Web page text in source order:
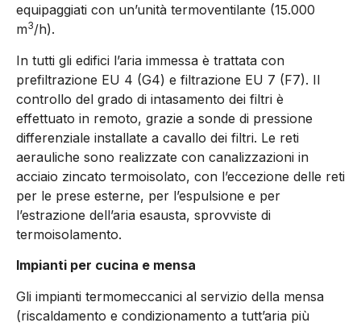
equipaggiati con un’unità termoventilante (15.000
m3/h).
In tutti gli edifici l’aria immessa è trattata con
prefiltrazione EU 4 (G4) e filtrazione EU 7 (F7). Il
controllo del grado di intasamento dei filtri è
effettuato in remoto, grazie a sonde di pressione
differenziale installate a cavallo dei filtri. Le reti
aerauliche sono realizzate con canalizzazioni in
acciaio zincato termoisolato, con l’eccezione delle reti
per le prese esterne, per l’espulsione e per
l’estrazione dell’aria esausta, sprovviste di
termoisolamento.
Impianti per cucina e mensa
Gli impianti termomeccanici al servizio della mensa
(riscaldamento e condizionamento a tutt’aria più